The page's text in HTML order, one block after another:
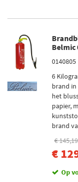
Belmic
0140805
6
brand in
het
papier,
brand
€ 145,19
€
Op